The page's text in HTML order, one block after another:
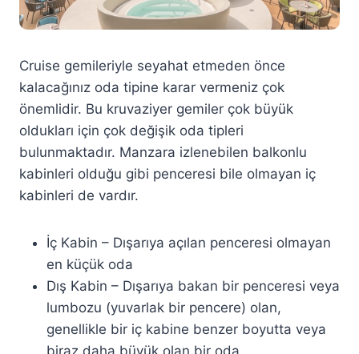
Cruise gemileriyle seyahat etmeden önce
kalacağınız oda tipine karar vermeniz çok
önemlidir. Bu kruvaziyer gemiler çok büyük
oldukları için çok değişik oda tipleri
bulunmaktadır. Manzara izlenebilen balkonlu
kabinleri olduğu gibi penceresi bile olmayan iç
kabinleri de vardır.
İç Kabin – Dışarıya açılan penceresi olmayan
en küçük oda
Dış Kabin – Dışarıya bakan bir penceresi veya
lumbozu (yuvarlak bir pencere) olan,
genellikle bir iç kabine benzer boyutta veya